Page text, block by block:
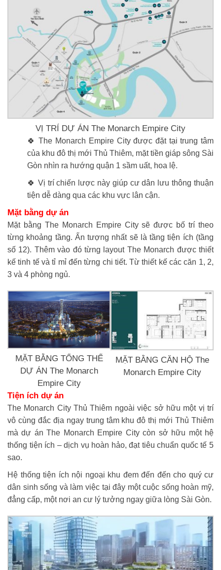
VỊ TRÍ DỰ ÁN The Monarch Empire City
🍀 The Monarch Empire City được đặt tại trung tâm
của khu đô thị mới Thủ Thiêm, mặt tiền giáp sông Sài
Gòn nhìn ra hướng quận 1 sầm uất, hoa lệ.
🍀 Vị trí chiến lược này giúp cư dân lưu thông thuận
tiện dễ dàng qua các khu vực lân cận.
Mặt bằng dự án
Mặt bằng The Monarch Empire City sẽ được bố trí theo
từng khoảng tầng. Ấn tượng nhất sẽ là tầng tiện ích (tầng
số 12). Thêm vào đó từng layout The Monarch được thiết
kế tinh tế và tỉ mỉ đến từng chi tiết. Từ thiết kế các căn 1, 2,
3 và 4 phòng ngủ.
MẶT BẰNG TỔNG THỂ
DỰ ÁN The Monarch
Empire City
MẶT BẰNG CĂN HỘ The
Monarch Empire City
Tiện ích dự án
The Monarch City Thủ Thiêm ngoài việc sở hữu một vị trí
vô cùng đắc địa ngay trung tâm khu đô thị mới Thủ Thiêm
mà dự án The Monarch Empire City còn sở hữu một hệ
thống tiện ích – dịch vụ hoàn hảo, đạt tiêu chuẩn quốc tế 5
sao.
Hệ thống tiện ích nội ngoại khu đem đến đến cho quý cư
dân sinh sống và làm việc tại đây một cuộc sống hoàn mỹ,
đẳng cấp, một nơi an cư lý tưởng ngay giữa lòng Sài Gòn.